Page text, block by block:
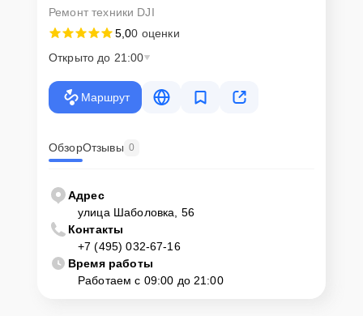
Ремонт техники DJI
5,00 оценки
Открыто до 21:00
Маршрут
ОбзорОтзывы 0
Адрес
улица Шаболовка, 56
Контакты
+7 (495) 032-67-16
Время работы
Работаем с 09:00 до 21:00